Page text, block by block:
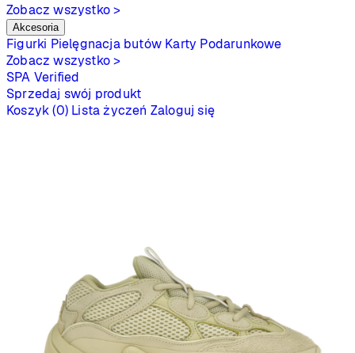
Zobacz wszystko >
Akcesoria
Figurki Pielęgnacja butów Karty Podarunkowe
Zobacz wszystko >
SPA Verified
Sprzedaj swój produkt
Koszyk (0) Lista życzeń Zaloguj się